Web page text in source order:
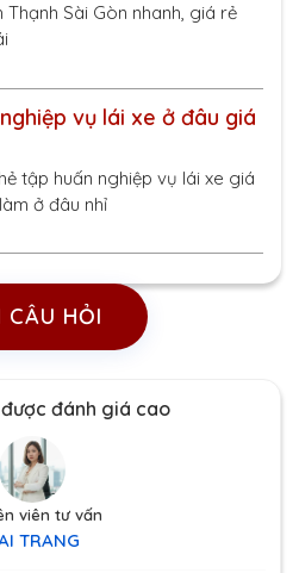
Sài Gòn nhanh, giá rẻ
vụ lái xe ở đâu giá
tập huấn nghiệp vụ lái xe giá
ở đâu nhỉ
CÂU HỎI
đánh giá cao
viên tư vấn
TRANG